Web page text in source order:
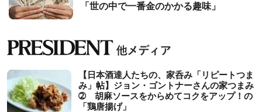
「世の中で一番金のかかる趣味」
【日本酒達人たちの、家呑み「リピートつま
み」帖】ジョン・ゴントナーさんの家つまみ
➁ 胡麻ソースをからめてコクをアップ！の
「鶏唐揚げ」